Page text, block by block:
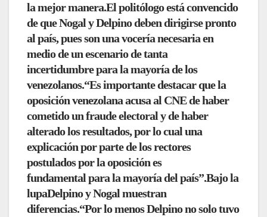
la mejor manera.El politólogo está convencido
de que Nogal y Delpino deben dirigirse pronto
al país, puesson una vocería necesaria en
medio de un escenario de tanta
incertidumbrepara la mayoría de los
venezolanos.“Es importante destacar que la
oposición venezolana acusa al CNE de haber
cometido un fraude electoral y de haber
alterado los resultados, por lo cualuna
explicación por parte de los rectores
postulados por la oposición es
fundamentalpara la mayoría del país”.Bajo la
lupaDelpino y Nogal muestran
diferencias.“Por lo menos Delpino no solo tuvo